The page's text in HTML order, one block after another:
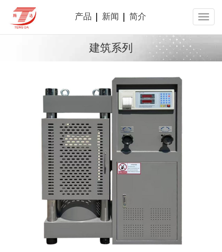
产品 新闻 简介
建筑系列